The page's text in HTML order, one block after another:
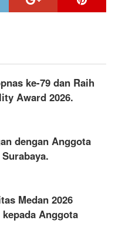
ke-79 dan Raih
Award 2026.
dengan Anggota
Medan 2026
Anggota